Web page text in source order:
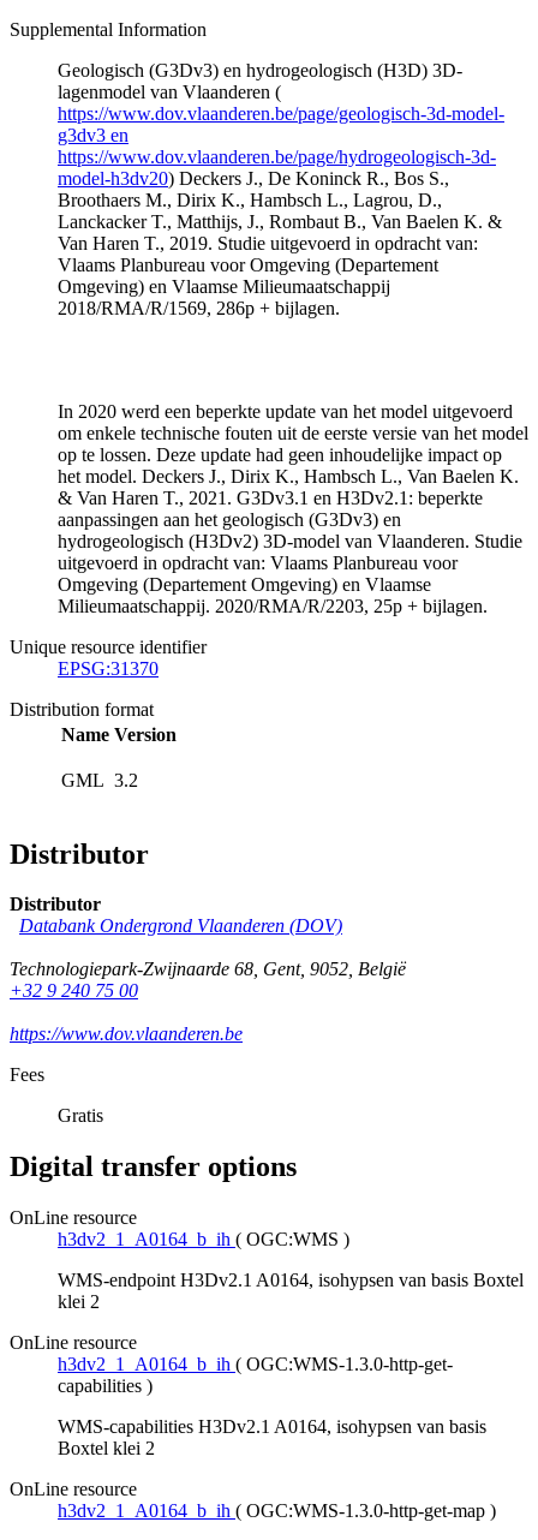
Supplemental Information
Geologisch (G3Dv3) en hydrogeologisch (H3D) 3D-
lagenmodel van Vlaanderen (
https://www.dov.vlaanderen.be/page/geologisch-3d-model-
g3dv3 en
https://www.dov.vlaanderen.be/page/hydrogeologisch-3d-
model-h3dv20) Deckers J., De Koninck R., Bos S.,
Broothaers M., Dirix K., Hambsch L., Lagrou, D.,
Lanckacker T., Matthijs, J., Rombaut B., Van Baelen K. &
Van Haren T., 2019. Studie uitgevoerd in opdracht van:
Vlaams Planbureau voor Omgeving (Departement
Omgeving) en Vlaamse Milieumaatschappij
2018/RMA/R/1569, 286p + bijlagen.
In 2020 werd een beperkte update van het model uitgevoerd
om enkele technische fouten uit de eerste versie van het model
op te lossen. Deze update had geen inhoudelijke impact op
het model. Deckers J., Dirix K., Hambsch L., Van Baelen K.
& Van Haren T., 2021. G3Dv3.1 en H3Dv2.1: beperkte
aanpassingen aan het geologisch (G3Dv3) en
hydrogeologisch (H3Dv2) 3D-model van Vlaanderen. Studie
uitgevoerd in opdracht van: Vlaams Planbureau voor
Omgeving (Departement Omgeving) en Vlaamse
Milieumaatschappij. 2020/RMA/R/2203, 25p + bijlagen.
Unique resource identifier
EPSG:31370
Distribution format
Name Version
GML 3.2
Distributor
Distributor
Databank Ondergrond Vlaanderen (DOV)
Technologiepark-Zwijnaarde 68, Gent, 9052, België
+32 9 240 75 00
https://www.dov.vlaanderen.be
Fees
Gratis
Digital transfer options
OnLine resource
h3dv2_1_A0164_b_ih ( OGC:WMS )
WMS-endpoint H3Dv2.1 A0164, isohypsen van basis Boxtel
klei 2
OnLine resource
h3dv2_1_A0164_b_ih ( OGC:WMS-1.3.0-http-get-
capabilities )
WMS-capabilities H3Dv2.1 A0164, isohypsen van basis
Boxtel klei 2
OnLine resource
h3dv2_1_A0164_b_ih ( OGC:WMS-1.3.0-http-get-map )